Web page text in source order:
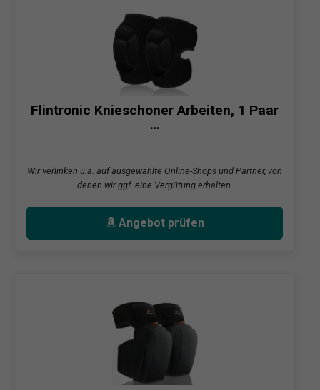
Flintronic Knieschoner Arbeiten, 1 Paar
…
Wir verlinken u.a. auf ausgewählte Online-Shops und Partner, von
denen wir ggf. eine Vergütung erhalten.
Angebot prüfen